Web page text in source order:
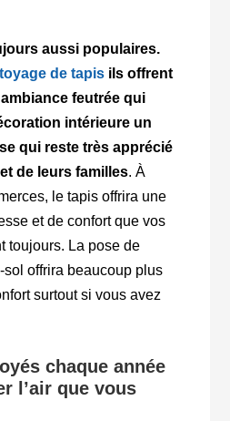
aussi populaires.
de tapis ils offrent
feutrée qui
intérieure un
qui reste très apprécié
de leurs familles. À
le tapis offrira une
et de confort que vos
toujours. La pose de
offrira beaucoup plus
surtout si vous avez
chaque année
l’air que vous